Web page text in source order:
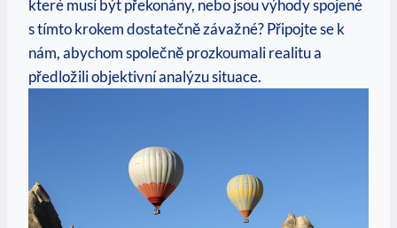
které musí být překonány, nebo jsou výhody spojené
s tímto krokem dostatečně závažné? Připojte se k
nám, abychom společně prozkoumali realitu a
předložili objektivní analýzu situace.